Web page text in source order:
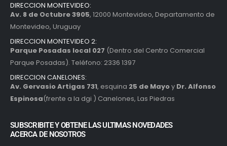
DIRECCION MONTEVIDEO:
Av. 8 de Octubre 3905, 12000 Montevideo, Departamento de
Montevideo, Uruguay
DIRECCION MONTEVIDEO 2:
Parque Posadas local 027 (Dentro del Centro Comercial
Parque Posadas). Teléfono: 2336 1397
DIRECCION CANELONES:
Av. Gervasio Artigas 731, esquina 25 de Mayoy Dr. Alfonso
Espinosa(frente a la dgi ) Canelones, Las Piedras
SUBSCRIBITE Y OBTENE LAS ULTIMAS NOVEDADES
ACERCA DE NOSOTROS